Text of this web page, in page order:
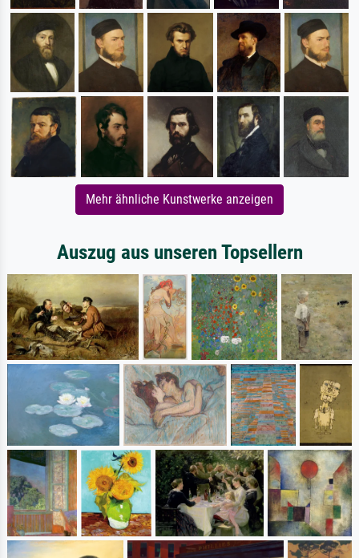
Mehr ähnliche Kunstwerke anzeigen
Auszug aus unseren Topsellern